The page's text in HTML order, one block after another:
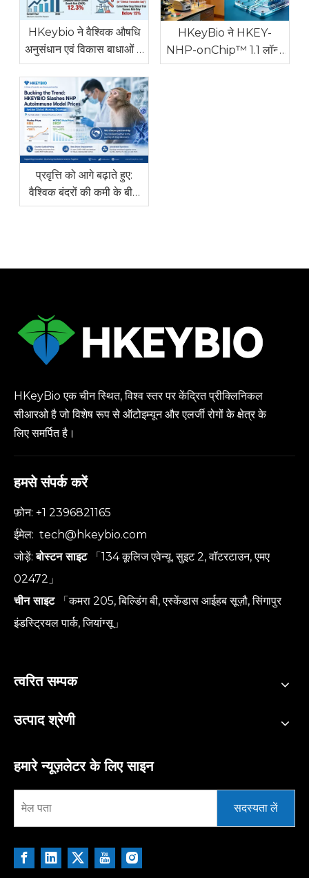
HKeybio ने वैश्विक औषधि
अनुसंधान एवं विकास बाधाओं से
निपटने के लिए उच्च नैदानिक ​​
स्थिरता के साथ दुनिया का
पहला NHP हिड्रेडेनाइटिस
सपुराटिवा मॉडल लॉन्च किया
HKeyBio ने HKEY-
NHP-onChip™ 1.1 लॉन्च
किया: ऑटोइम्यून और एलर्जी
प्रवृत्ति को आगे बढ़ाते हुए:
वैश्विक बंदरों की कमी के बीच
HKEYBIO ने NHP
HKeyBio एक चीन स्थित, विश्व स्तर पर केंद्रित प्रीक्लिनिकल
सीआरओ है जो विशेष रूप से ऑटोइम्यून और एलर्जी रोगों के क्षेत्र के
लिए समर्पित है।
हमसे संपर्क करें
फ़ोन: +1 2396821165
ईमेल: tech@hkeybio.com
जोड़ें:बोस्टन साइट
「134 कूलिज एवेन्यू, सुइट 2, वॉटरटाउन, एमए
02472」
चीन साइट
「कमरा 205, बिल्डिंग बी, एस्केंडास आईहब सूज़ौ, सिंगापुर
इंडस्ट्रियल पार्क, जियांग्सू」
त्वरित सम्पक
उत्पाद श्रेणी
हमारे न्यूज़लेटर के लिए साइन
सदस्यता लें